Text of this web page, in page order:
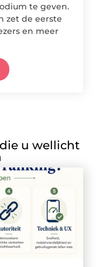
te geven.
zet de eerste
en meer
die u wellicht